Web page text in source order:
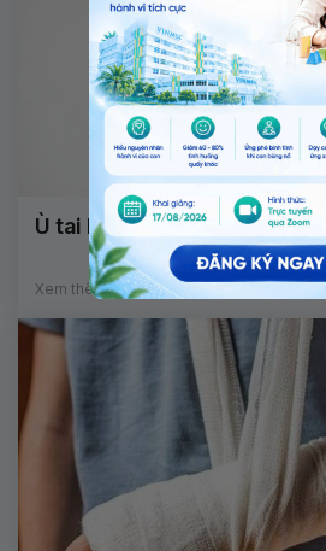
Ù tai kèm mất thăng bằng
Xem thêm